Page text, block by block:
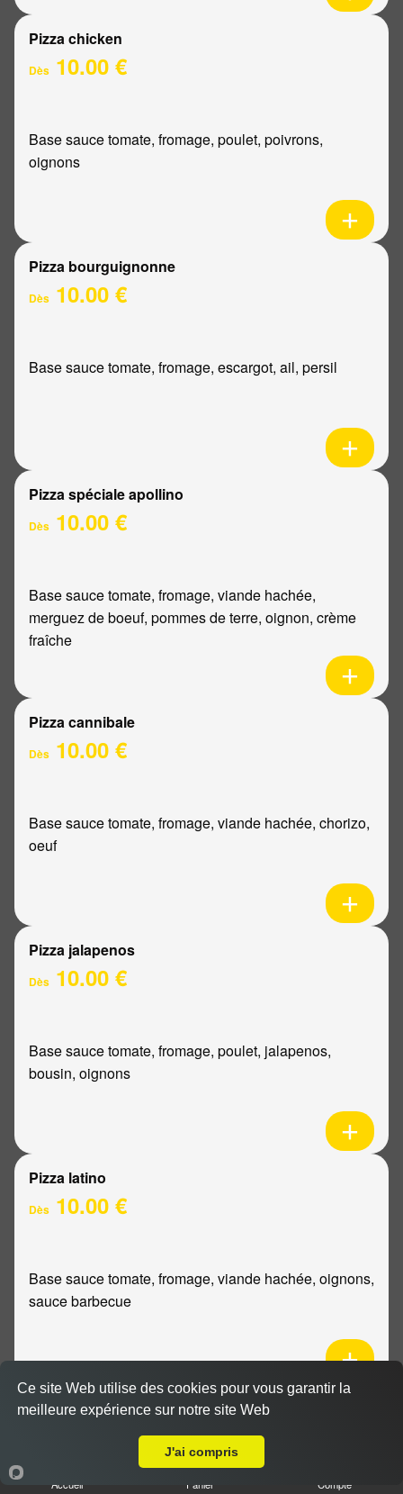
Pizza chicken
Dès 10.00 €
Base sauce tomate, fromage, poulet, poivrons,
oignons
Pizza bourguignonne
Dès 10.00 €
Base sauce tomate, fromage, escargot, ail, persil
Pizza spéciale apollino
Dès 10.00 €
Base sauce tomate, fromage, viande hachée,
merguez de boeuf, pommes de terre, oignon, crème
fraîche
Pizza cannibale
Dès 10.00 €
Base sauce tomate, fromage, viande hachée, chorizo,
oeuf
Pizza jalapenos
Dès 10.00 €
Base sauce tomate, fromage, poulet, jalapenos,
bousin, oignons
Pizza latino
Dès 10.00 €
Base sauce tomate, fromage, viande hachée, oignons,
sauce barbecue
Pizza mexicaine
Accueil Panier Compte
Ce site Web utilise des cookies pour vous garantir la
meilleure expérience sur notre site Web
J'ai compris